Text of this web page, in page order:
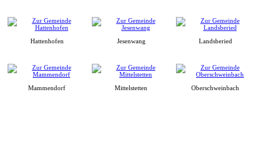
Hattenhofen Jesenwang Landsberied
Mammendorf Mittelstetten Oberschweinbach